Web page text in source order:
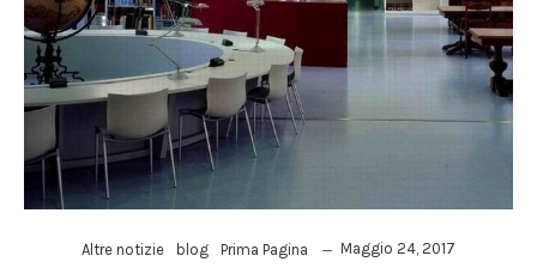
Altre notizie blog Prima Pagina Maggio 24, 2017